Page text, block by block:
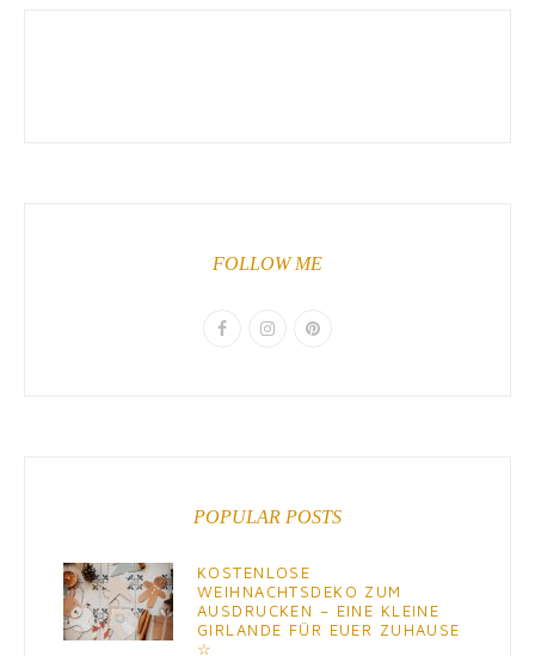
FOLLOW ME
POPULAR POSTS
KOSTENLOSE
WEIHNACHTSDEKO ZUM
AUSDRUCKEN – EINE KLEINE
GIRLANDE FÜR EUER ZUHAUSE
☆